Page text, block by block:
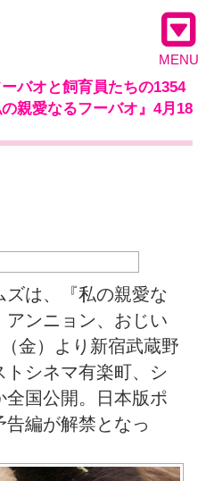
MENU
バオと飼育員たちの1354
親愛なるフーバオ』4月18
ズは、『私の親愛な
アンニョン、おじい
金）より新宿武蔵野
シネマ有楽町、シ
全国公開。日本版ポ
告編が解禁となっ